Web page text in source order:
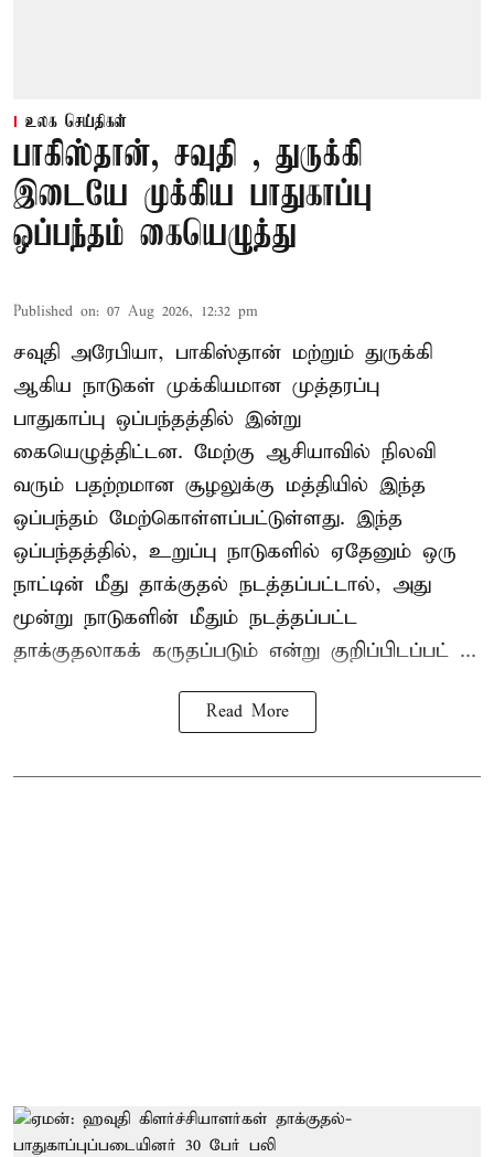
உலக செய்திகள்
பாகிஸ்தான், சவுதி , துருக்கி
இடையே முக்கிய பாதுகாப்பு
ஒப்பந்தம் கையெழுத்து
Published on: 07 Aug 2026, 12:32 pm
சவுதி அரேபியா, பாகிஸ்தான் மற்றும் துருக்கி
ஆகிய நாடுகள் முக்கியமான முத்தரப்பு
பாதுகாப்பு ஒப்பந்தத்தில் இன்று
கையெழுத்திட்டன. மேற்கு ஆசியாவில் நிலவி
வரும் பதற்றமான சூழலுக்கு மத்தியில் இந்த
ஒப்பந்தம் மேற்கொள்ளப்பட்டுள்ளது. இந்த
ஒப்பந்தத்தில், உறுப்பு நாடுகளில் ஏதேனும் ஒரு
நாட்டின் மீது தாக்குதல் நடத்தப்பட்டால், அது
மூன்று நாடுகளின் மீதும் நடத்தப்பட்ட
தாக்குதலாகக் கருதப்படும் என்று குறிப்பிடப்பட் ...
Read More